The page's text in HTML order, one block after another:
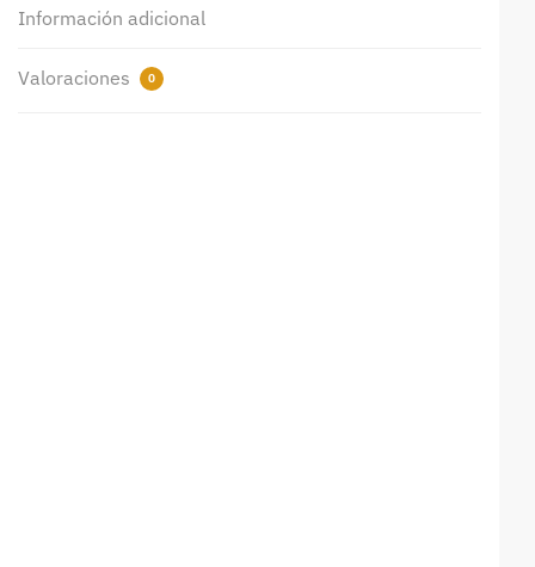
Información adicional
Valoraciones 0